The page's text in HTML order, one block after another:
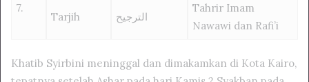
7.
Tarjih الترجيح
Tahrir Imam
Nawawi dan Rafi’i
Khatib Syirbini meninggal dan dimakamkan di Kota Kairo,